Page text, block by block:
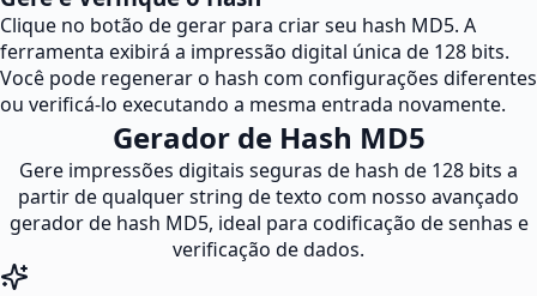
Clique no botão de gerar para criar seu hash MD5. A
ferramenta exibirá a impressão digital única de 128 bits.
Você pode regenerar o hash com configurações diferentes
ou verificá-lo executando a mesma entrada novamente.
Gerador de Hash MD5
Gere impressões digitais seguras de hash de 128 bits a
partir de qualquer string de texto com nosso avançado
gerador de hash MD5, ideal para codificação de senhas e
verificação de dados.